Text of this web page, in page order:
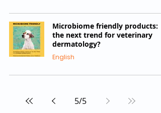
Microbiome friendly products:
the next trend for veterinary
dermatology?
English
5/5